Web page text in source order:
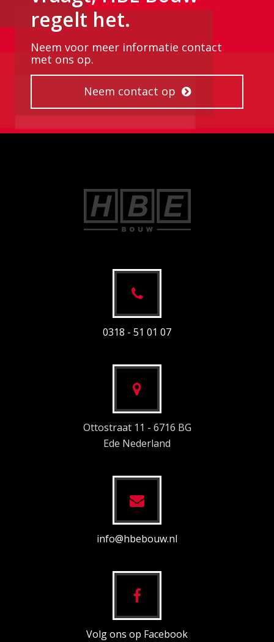
regelt het.
Neem voor meer informatie contact
met ons op.
Neem contact op
0318 - 51 01 07
Ottostraat 11 - 6716 BG
Ede Nederland
info@hbebouw.nl
Volg ons op Facebook